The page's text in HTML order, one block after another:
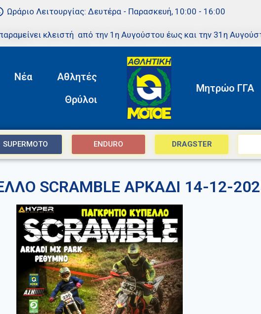
Ωράριο Λειτουργίας: Δευτέρα - Παρασκευή, 10:00 - 16:00
κλειστή από την 1η Αυγούστου έως και την 31η
Νέα
Αθλητές
Θρύλοι
Μητρώο ΓΓΑ
SUPERMOTO ENDURO DRAGSTER
SCRAMBLE ΑΡΚΑΔΙ 14-12-